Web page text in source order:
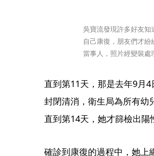
吳寶流發現許多好友
自己康復，朋友們才
當事人，照片經變裝處
直到第11天，那是去年9月
封閉清消，衛生局為所有幼
直到第14天，她才篩檢出陽
確診到康復的過程中，她上